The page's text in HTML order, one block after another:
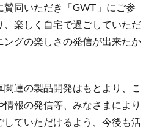
賛同いただき「GWT」にご参
、楽しく自宅で過ごしていただ
ングの楽しさの発信が出来たか
連の製品開発はもとより、こ
報の発信等、みなさまにより
していただけるよう、今後も活